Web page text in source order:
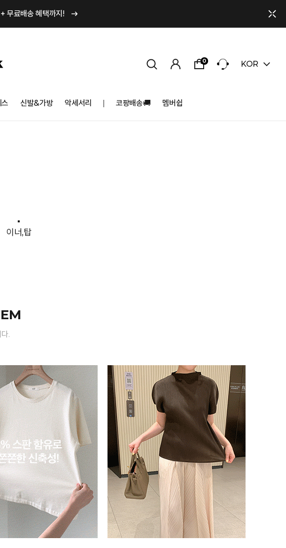
무료배송 혜택까지!
0 KOR
신발&가방 악세서리 코팡배송🚚 멤버쉽
이너,탑
.